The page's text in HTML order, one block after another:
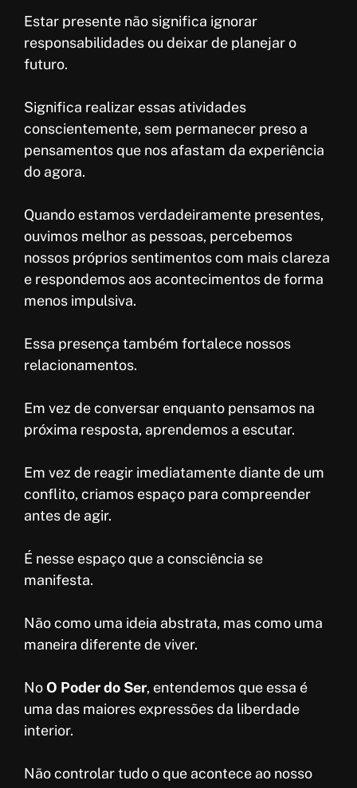
Estar presente não significa ignorar
responsabilidades ou deixar de planejar o
futuro.
Significa realizar essas atividades
conscientemente, sem permanecer preso a
pensamentos que nos afastam da experiência
do agora.
Quando estamos verdadeiramente presentes,
ouvimos melhor as pessoas, percebemos
nossos próprios sentimentos com mais clareza
e respondemos aos acontecimentos de forma
menos impulsiva.
Essa presença também fortalece nossos
relacionamentos.
Em vez de conversar enquanto pensamos na
próxima resposta, aprendemos a escutar.
Em vez de reagir imediatamente diante de um
conflito, criamos espaço para compreender
antes de agir.
É nesse espaço que a consciência se
manifesta.
Não como uma ideia abstrata, mas como uma
maneira diferente de viver.
NoO Poder do Ser, entendemos que essa é
uma das maiores expressões da liberdade
interior.
Não controlar tudo o que acontece ao nosso